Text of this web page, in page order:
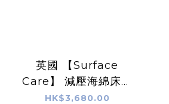
英國 【Surface
Care】 減壓海綿床褥
Surface Pad
HK$3,680.00